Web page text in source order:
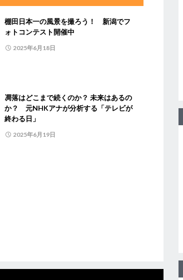
棚田日本一の風景を撮ろう！ 新潟でフ
ォトコンテスト開催中
2025年6月18日
凋落はどこまで続くのか？ 未来はあるの
か？ 元NHKアナが分析する「テレビが
終わる日」
2025年6月19日